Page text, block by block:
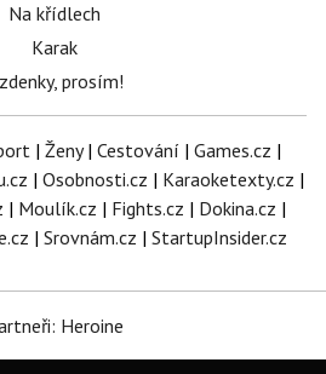
Na křídlech
Karak
prosím!
| Ženy| Cestování | Games.cz |
| Osobnosti.cz | Karaoketexty.cz |
| Moulík.cz | Fights.cz | Dokina.cz |
| Srovnám.cz | StartupInsider.cz
Heroine